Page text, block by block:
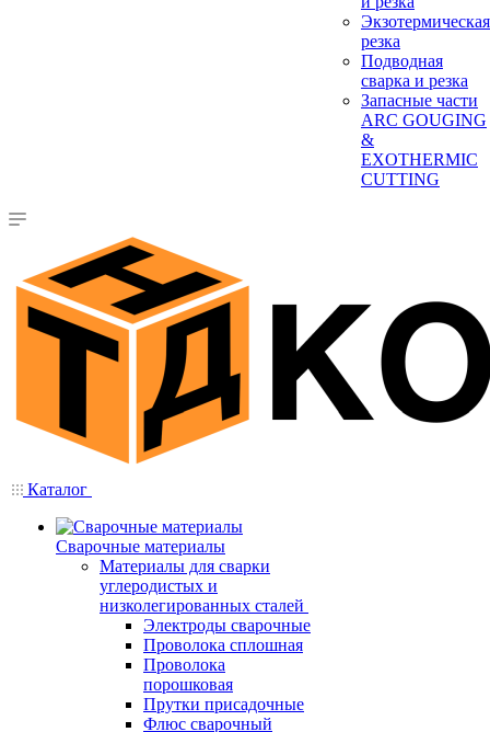
Экзотермическая
резка
Подводная
сварка и резка
Запасные части
ARC GOUGING
&
EXOTHERMIC
CUTTING
Каталог
Сварочные материалы
Материалы для сварки
углеродистых и
низколегированных сталей
Электроды сварочные
Проволока сплошная
Проволока
порошковая
Прутки присадочные
Флюс сварочный